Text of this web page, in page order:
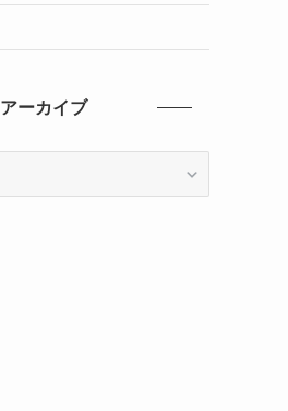
アーカイブ